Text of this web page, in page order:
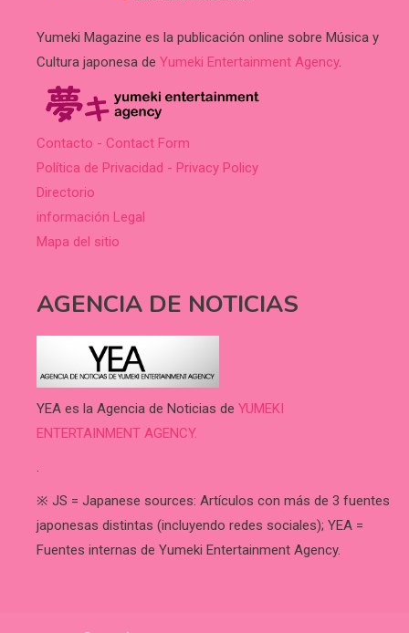
Yumeki Magazine es la publicación online sobre Música y
Cultura japonesa de Yumeki Entertainment Agency.
Contacto - Contact Form
Política de Privacidad - Privacy Policy
Directorio
información Legal
Mapa del sitio
AGENCIA DE NOTICIAS
YEA es la Agencia de Noticias de YUMEKI
ENTERTAINMENT AGENCY.
.
※ JS = Japanese sources: Artículos con más de 3 fuentes
japonesas distintas (incluyendo redes sociales); YEA =
Fuentes internas de Yumeki Entertainment Agency.